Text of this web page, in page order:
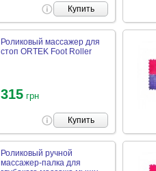
Купить
Роликовый массажер для
стоп ORTEK Foot Roller
315 грн
Купить
Роликовый ручной
массажер-палка для